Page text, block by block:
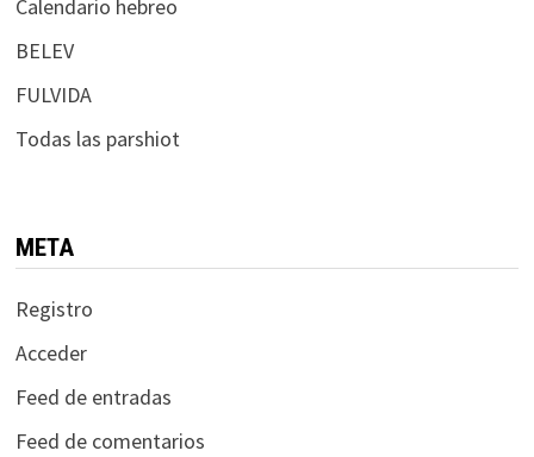
Calendario hebreo
BELEV
FULVIDA
Todas las parshiot
META
Registro
Acceder
Feed de entradas
Feed de comentarios